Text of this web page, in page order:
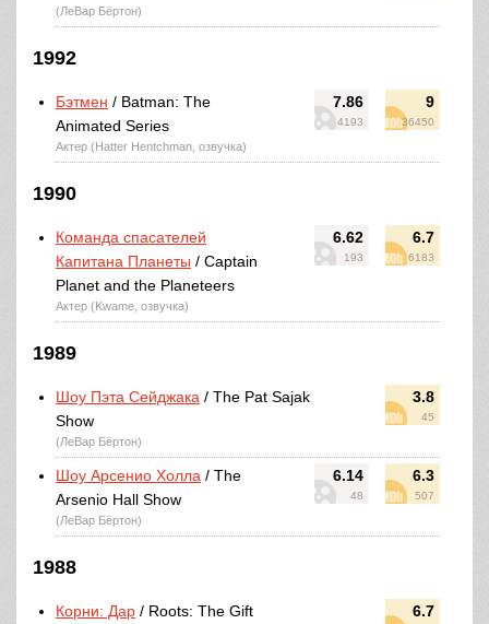
(ЛеВар Бёртон)
1992
7.86
4193
9
36450
Бэтмен / Batman: The
Animated Series
Актер (Hatter Hentchman, озвучка)
1990
6.62
193
6.7
6183
Команда спасателей
Капитана Планеты / Captain
Planet and the Planeteers
Актер (Kwame, озвучка)
1989
3.8
45
Шоу Пэта Сейджака / The Pat Sajak
Show
(ЛеВар Бёртон)
6.14
48
6.3
507
Шоу Арсенио Холла / The
Arsenio Hall Show
(ЛеВар Бёртон)
1988
6.7
Корни: Дар / Roots: The Gift